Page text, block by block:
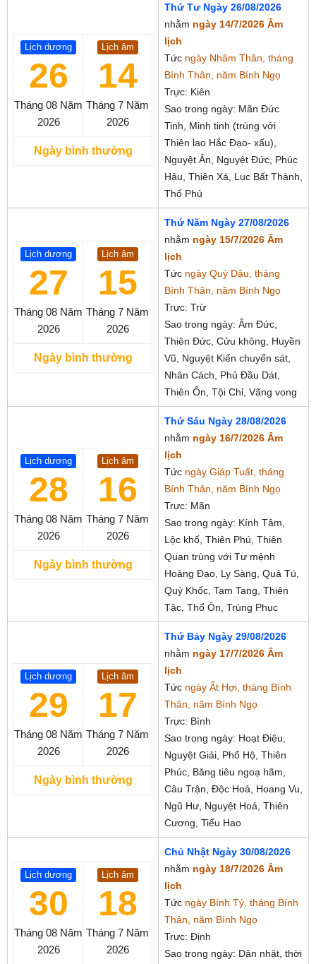
Lịch dương
26
Tháng 08 Năm
2026
Lịch âm
14
Tháng 7 Năm
2026
Ngày bình thường
Thứ Tư Ngày 26/08/2026
nhằm ngày 14/7/2026 Âm
lịch
Tức ngày Nhâm Thân, tháng
Bính Thân, năm Bính Ngọ
Trực: Kiên
Sao trong ngày: Mãn Đức
Tinh, Minh tinh (trùng với
Thiên lao Hắc Đạo- xấu),
Nguyệt Ân, Nguyệt Đức, Phúc
Hậu, Thiên Xá, Lục Bất Thành,
Thổ Phủ
Lịch dương
27
Tháng 08 Năm
2026
Lịch âm
15
Tháng 7 Năm
2026
Ngày bình thường
Thứ Năm Ngày 27/08/2026
nhằm ngày 15/7/2026 Âm
lịch
Tức ngày Quý Dậu, tháng
Bính Thân, năm Bính Ngọ
Trực: Trừ
Sao trong ngày: Âm Đức,
Thiên Đức, Cửu không, Huyền
Vũ, Nguyệt Kiến chuyển sát,
Nhân Cách, Phủ Đầu Dát,
Thiên Ôn, Tội Chỉ, Vãng vong
Lịch dương
28
Tháng 08 Năm
2026
Lịch âm
16
Tháng 7 Năm
2026
Ngày bình thường
Thứ Sáu Ngày 28/08/2026
nhằm ngày 16/7/2026 Âm
lịch
Tức ngày Giáp Tuất, tháng
Bính Thân, năm Bính Ngọ
Trực: Mãn
Sao trong ngày: Kính Tâm,
Lộc khố, Thiên Phú, Thiên
Quan trùng với Tư mệnh
Hoàng Đạo, Ly Sàng, Quả Tú,
Quỷ Khốc, Tam Tang, Thiên
Tặc, Thổ Ôn, Trùng Phục
Lịch dương
29
Tháng 08 Năm
2026
Lịch âm
17
Tháng 7 Năm
2026
Ngày bình thường
Thứ Bảy Ngày 29/08/2026
nhằm ngày 17/7/2026 Âm
lịch
Tức ngày Ất Hợi, tháng Bính
Thân, năm Bính Ngọ
Trực: Bình
Sao trong ngày: Hoạt Điệu,
Nguyệt Giải, Phổ Hộ, Thiên
Phúc, Băng tiêu ngoạ hãm,
Câu Trận, Độc Hoả, Hoang Vu,
Ngũ Hư, Nguyệt Hoả, Thiên
Cương, Tiểu Hao
Lịch dương
30
Tháng 08 Năm
2026
Lịch âm
18
Tháng 7 Năm
2026
Chủ Nhật Ngày 30/08/2026
nhằm ngày 18/7/2026 Âm
lịch
Tức ngày Bính Tý, tháng Bính
Thân, năm Bính Ngọ
Trực: Định
Sao trong ngày: Dân nhật, thời